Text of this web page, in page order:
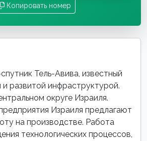
Копировать номер
Тель-Авива, известный
развитой инфраструктурой.
округе Израиля.
Израиля предлагают
на производстве. Работа
технологических процессов,